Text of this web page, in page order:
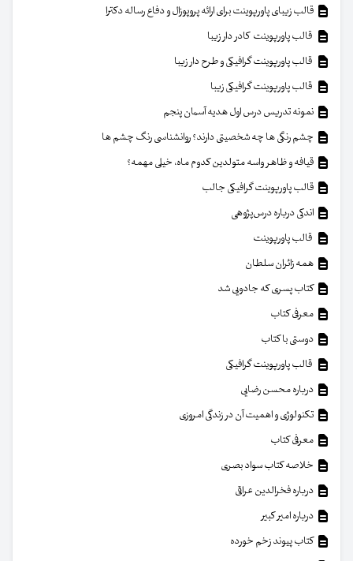
قالب زیبای پاورپوینت برای ارائه پروپوزال و دفاع رساله دکترا
قالب پاورپوینت کادر دار زیبا
قالب پاورپوینت گرافیکی و طرح دار زیبا
قالب پاورپوینت گرافیکی زیبا
نمونه تدریس درس اول هدیه آسمان پنجم
چشم رنگی ها چه شخصیتی دارند؟ روانشناسی رنگ چشم ها
قیافه و ظاهر واسه متولدین کدوم ماه، خیلی مهمه؟
قالب پاورپوینت گرافیکی جالب
اندکی درباره درس‌پژوهی
قالب پاورپوینت
همه زائران سلطان
کتاب پسری که جادویی شد
معرفی کتاب
دوستی با کتاب
قالب پاورپوینت گرافیکی
درباره محسن رضایی
تکنولوژی و اهمیت آن در زندگی امروزی
معرفی کتاب
خلاصه کتاب سواد بصری
درباره فخرالدین عراقی
درباره امیر کبیر
کتاب پیوند زخم خورده